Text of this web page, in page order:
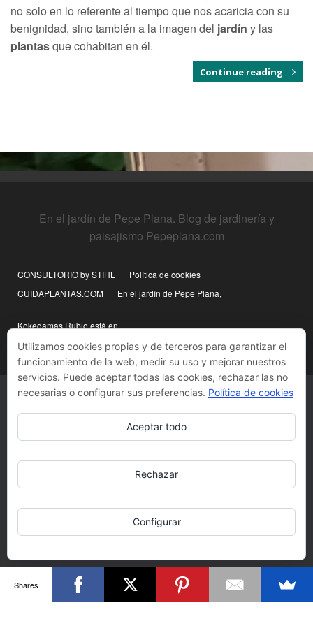
no solo en lo referente al tiempo que nos acaricia con su
benignidad, sino también a la imagen del jardín y las
plantasque cohabitan en él.
Continue reading
En el jardín de Pepe Plana. Blog de jardinería y
paisajismo Pepeplana.com
CONSULTORIO by STIHL
Política de cookies
CUIDAPLANTAS.COM
En el jardín de Pepe Plana,
Kokedamas Rubio está en
mano
Utilizamos cookies propias y de terceros para garantizar el
funcionamiento de la web, medir su uso y mejorar nuestros
servicios. Puede aceptar todas las cookies, rechazar las no
necesarias o configurar sus preferencias. Política de cookies
Aceptar todo
Rechazar
Configurar
Shares